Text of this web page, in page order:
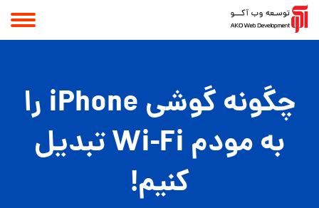
چگونه گوشی iPhone را
به مودم Wi-Fi تبدیل
کنیم!